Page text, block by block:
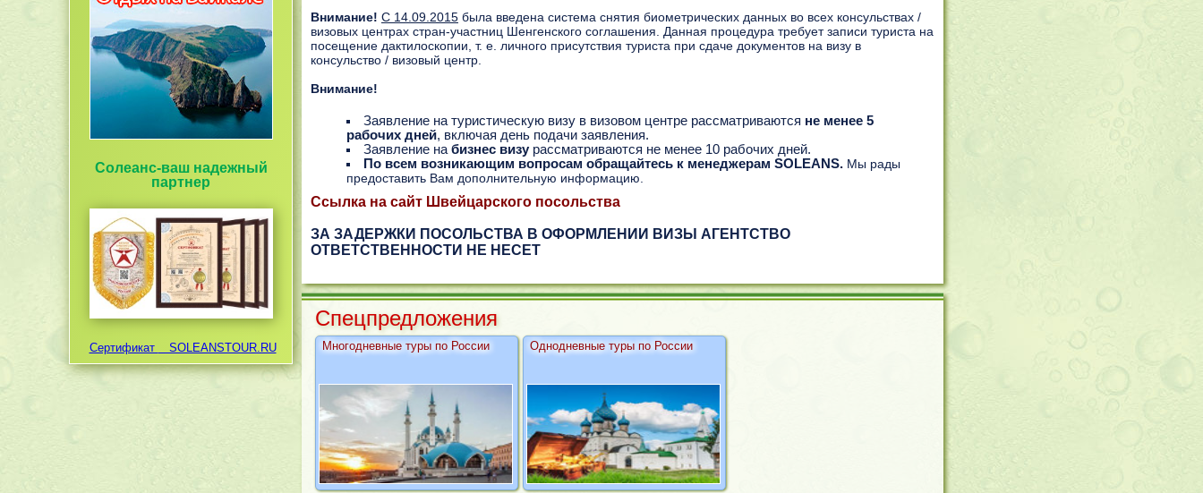
Солеанс-ваш надежный
партнер
Сертификат SOLEANSTOUR.RU
Внимание! С 14.09.2015 была введена система снятия биометрических данных во всех консульствах /
визовых центрах стран-участниц Шенгенского соглашения. Данная процедура требует записи туриста на
посещение дактилоскопии, т. е. личного присутствия туриста при сдаче документов на визу в
консульство / визовый центр.
Внимание!
Заявление на туристическую визу в визовом центре рассматриваются не менее 5
рабочих дней, включая день подачи заявления.
Заявление на бизнес визу рассматриваются не менее 10 рабочих дней.
По всем возникающим вопросам обращайтесь к менеджерам SOLEANS. Мы рады
предоставить Вам дополнительную информацию.
Ссылка на сайт Швейцарского посольства
ЗА ЗАДЕРЖКИ ПОСОЛЬСТВА В ОФОРМЛЕНИИ ВИЗЫ АГЕНТСТВО
ОТВЕТСТВЕННОСТИ НЕ НЕСЕТ
Cпецпредложения
Многодневные туры по России Однодневные туры по России